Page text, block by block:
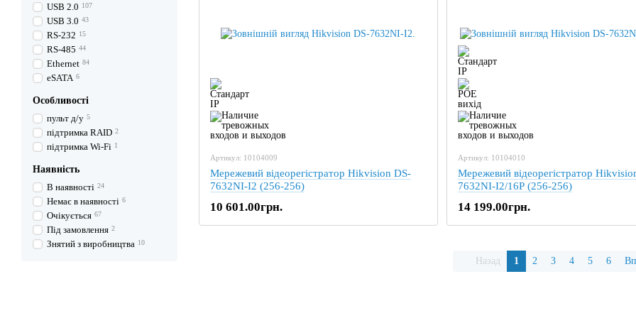
Артикул: 10104009
Мережевий відеорегістратор Hikvision DS-
7632NI-I2 (256-256)
10 601.00грн.
Артикул: 10104010
Мережевий відеорегістратор
7632NI-I2/16P (256-256)
14 199.00грн.
Назад 1 2 3 4 5 6
USB 2.0 107
USB 3.0 43
RS-232 15
RS-485 44
Ethernet 84
eSATA 6
Особливості
пульт д/у 5
підтримка RAID 2
підтримка Wi-Fi 1
Наявність
В наявності 24
Немає в наявності 6
Очікується 67
Під замовлення 2
Знятий з виробництва 10